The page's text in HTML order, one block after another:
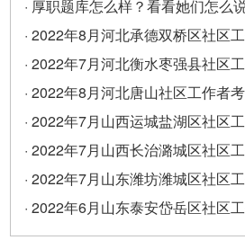
· 厚职题库怎么样？看看她们怎么
· 2022年8月河北承德双桥区社区
题及答案（精选）
· 2022年7月河北衡水枣强县社区
题及答案
· 2022年8月河北唐山社区工作者
案
· 2022年7月山西运城盐湖区社区
题及答案
· 2022年7月山西长治潞城区社区
题及答案
· 2022年7月山东潍坊潍城区社区
题及答案
· 2022年6月山东泰安岱岳区社区
题及答案（精选）